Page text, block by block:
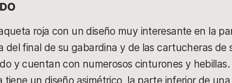
roja con un diseño muy interesante en la
del final de su gabardina y de las cartucheras de
y cuentan con numerosos cinturones y hebillas.
tiene un diseño asimétrico, la parte inferior de